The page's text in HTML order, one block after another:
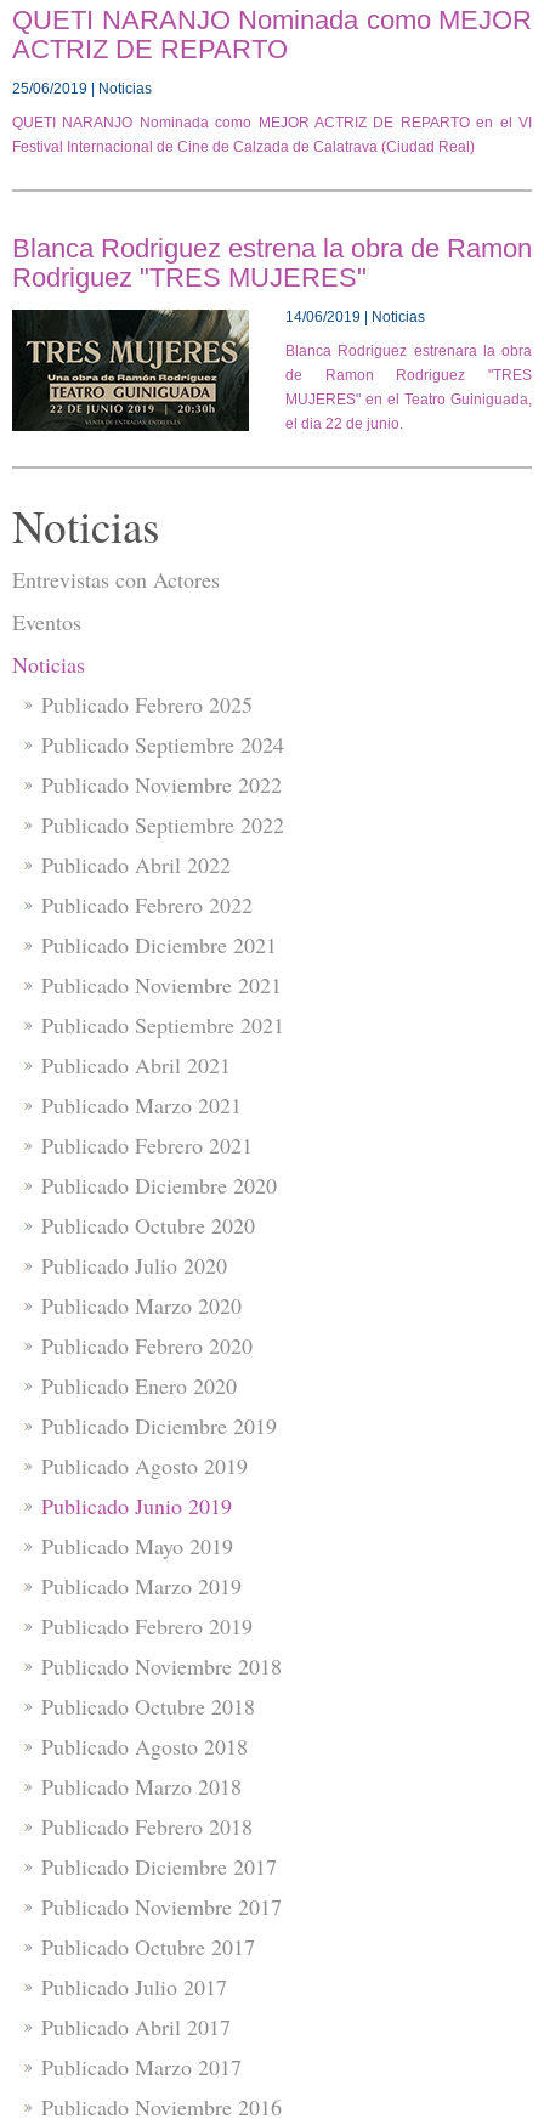
QUETI NARANJO Nominada como MEJOR
ACTRIZ DE REPARTO
25/06/2019 | Noticias
QUETI NARANJO Nominada como MEJOR ACTRIZ DE REPARTO en el VI
Festival Internacional de Cine de Calzada de Calatrava (Ciudad Real)
Blanca Rodriguez estrena la obra de Ramon
Rodriguez "TRES MUJERES"
14/06/2019 | Noticias
Blanca Rodriguez estrenara la obra
de Ramon Rodriguez "TRES
MUJERES" en el Teatro Guiniguada,
el dia 22 de junio.
Noticias
Entrevistas con Actores
Eventos
Noticias
Publicado Febrero 2025
Publicado Septiembre 2024
Publicado Noviembre 2022
Publicado Septiembre 2022
Publicado Abril 2022
Publicado Febrero 2022
Publicado Diciembre 2021
Publicado Noviembre 2021
Publicado Septiembre 2021
Publicado Abril 2021
Publicado Marzo 2021
Publicado Febrero 2021
Publicado Diciembre 2020
Publicado Octubre 2020
Publicado Julio 2020
Publicado Marzo 2020
Publicado Febrero 2020
Publicado Enero 2020
Publicado Diciembre 2019
Publicado Agosto 2019
Publicado Junio 2019
Publicado Mayo 2019
Publicado Marzo 2019
Publicado Febrero 2019
Publicado Noviembre 2018
Publicado Octubre 2018
Publicado Agosto 2018
Publicado Marzo 2018
Publicado Febrero 2018
Publicado Diciembre 2017
Publicado Noviembre 2017
Publicado Octubre 2017
Publicado Julio 2017
Publicado Abril 2017
Publicado Marzo 2017
Publicado Noviembre 2016